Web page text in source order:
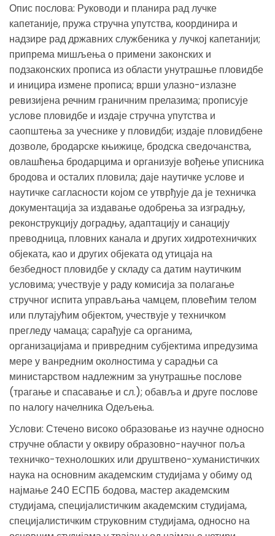
Опис послова: Руководи и планира рад лучке
капетаније, пружа стручна упутства, координира и
надзире рад државних службеника у лучкој капетанији;
припрема мишљења о примени законских и
подзаконских прописа из области унутрашње пловидбе
и иницира измене прописа; врши улазно-излазне
ревизијена речним граничним прелазима; прописује
услове пловидбе и издаје стручна упутства и
саопштења за учеснике у пловидби; издаје пловидбене
дозволе, бродарске књижице, бродска сведочанства,
овлашћења бродарцима и организује вођење уписника
бродова и осталих пловила; даје наутичке услове и
наутичке сагласности којом се утврђује да је техничка
документација за издавање одобрења за изградњу,
реконструкцију доградњу, адаптацију и санацију
преводница, пловних канала и других хидротехничких
објеката, као и других објеката од утицаја на
безбедност пловидбе у складу са датим наутичким
условима; учествује у раду комисија за полагање
стручног испита управљања чамцем, пловећим телом
или плутајућим објектом, учествује у техничком
прегледу чамаца; сарађује са органима,
организацијама и привредним субјектима ипредузима
мере у ванредним околностима у сарадњи са
министарством надлежним за унутрашње послове
(трагање и спасавање и сл.); обавља и друге послове
по налогу начелника Одељења.
Услови: Стечено високо образовање из научне односно
стручне области у оквиру образовно-научног поља
техничко-технолошких или друштвено-хуманистичких
наука на основним академским студијама у обиму од
најмање 240 ЕСПБ бодова, мастер академским
студијама, специјалистичким академским студијама,
специјалистичким струковним студијама, односно на